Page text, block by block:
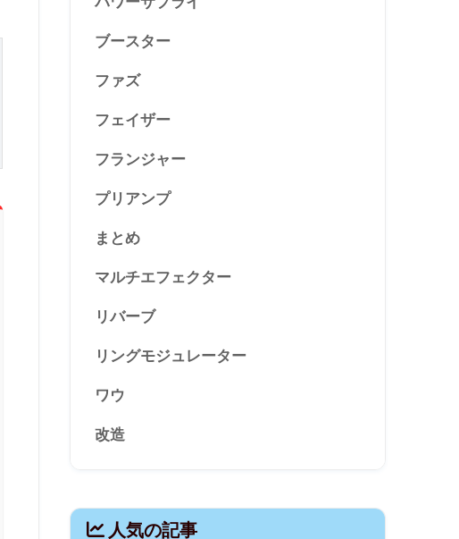
ブースター
ファズ
フェイザー
フランジャー
プリアンプ
まとめ
マルチエフェクター
リバーブ
リングモジュレーター
ワウ
改造
人気の記事